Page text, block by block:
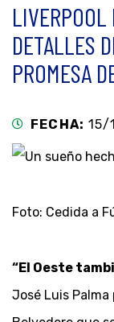
LIVERPOOL
DETALLES
PROMESA
FECHA:
Foto: Cedida a
“El Oeste
José Luis